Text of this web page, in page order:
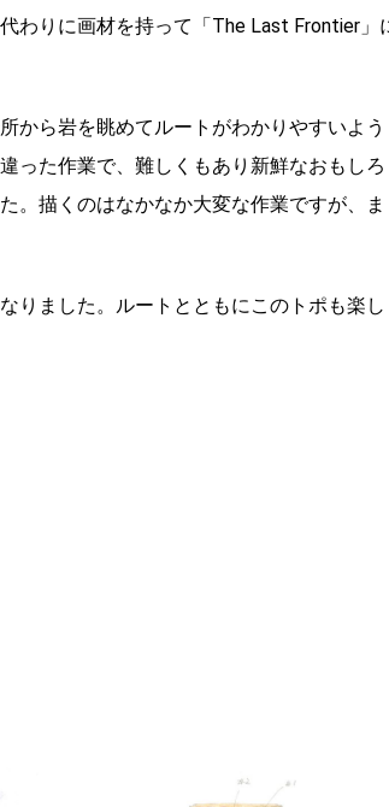
わりに画材を持って「The Last Frontier」
から岩を眺めてルートがわかりやすいよう
った作業で、難しくもあり新鮮なおもしろ
。描くのはなかなか大変な作業ですが、ま
りました。ルートとともにこのトポも楽し